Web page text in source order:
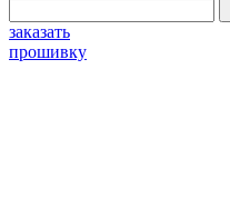
заказать
прошивку